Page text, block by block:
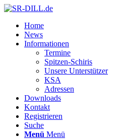
Home
News
Informationen
Termine
Spitzen-Schiris
Unsere Unterstützer
KSA
Adressen
Downloads
Kontakt
Registrieren
Suche
Menü Menü